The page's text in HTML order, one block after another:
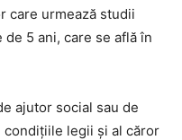
care urmează studii
5 ani, care se află în
ajutor social sau de
condiţiile legii şi al căror